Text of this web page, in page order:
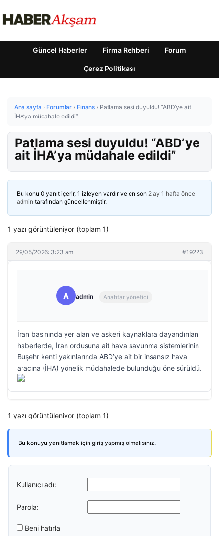
Güncel Haberler Firma Rehberi Forum
Çerez Politikası
Ana sayfa › Forumlar › Finans › Patlama sesi duyuldu! “ABD’ye ait
İHA’ya müdahale edildi”
Patlama sesi duyuldu! “ABD’ye
ait İHA’ya müdahale edildi”
Bu konu 0 yanıt içerir, 1 izleyen vardır ve en son 2 ay 1 hafta önce
admin tarafından güncellenmiştir.
1 yazı görüntüleniyor (toplam 1)
29/05/2026: 3:23 am #19223
A admin Anahtar yönetici
İran basınında yer alan ve askeri kaynaklara dayandırılan
haberlerde, İran ordusuna ait hava savunma sistemlerinin
Buşehr kenti yakınlarında ABD’ye ait bir insansız hava
aracına (İHA) yönelik müdahalede bulunduğu öne sürüldü.
1 yazı görüntüleniyor (toplam 1)
Bu konuyu yanıtlamak için giriş yapmış olmalısınız.
Kullanıcı adı:
Parola:
Beni hatırla